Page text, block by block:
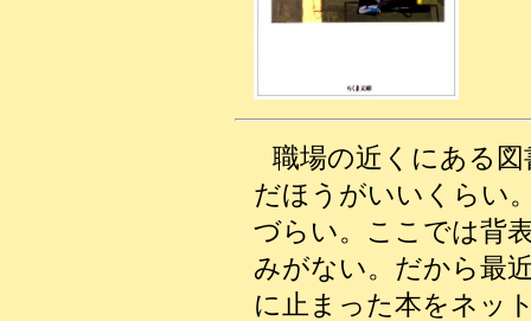
職場の近くにある
だほうがいいくらい
づらい。ここでは背
みがない。だから最
に止まった本をネッ